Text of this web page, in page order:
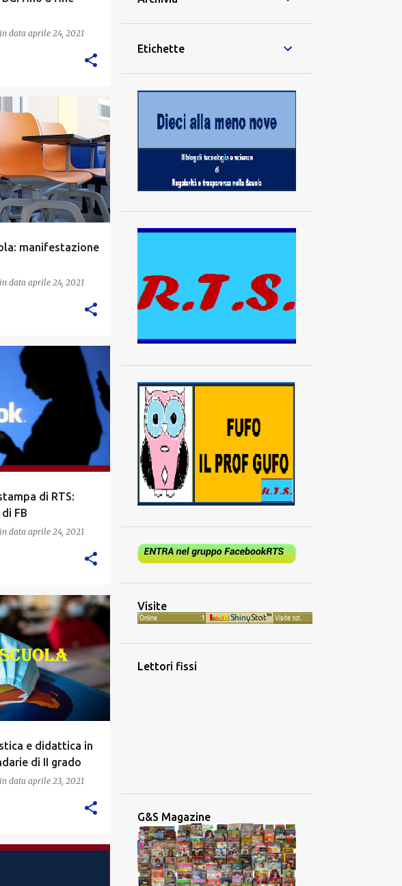
in data aprile 24, 2021
manifestazione
in data aprile 24, 2021
di RTS:
FB
in data aprile 24, 2021
e didattica in
di II grado
in data aprile 23, 2021
Etichette
Visite
Lettori fissi
G&S Magazine